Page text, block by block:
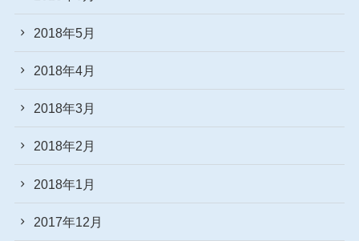
2018年5月
2018年4月
2018年3月
2018年2月
2018年1月
2017年12月